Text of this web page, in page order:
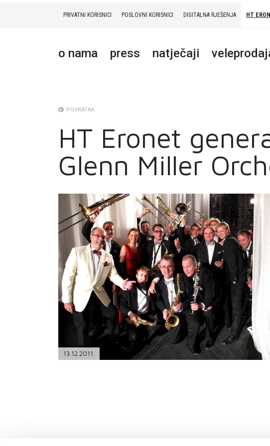
PRIVATNI KORISNICI POSLOVNI KORISNICI DIGITALNA RJEŠENJA HT
o nama press natječaji
TELEFONSKI IMENIK
POVRATAK
HT Eronet
Glenn Miller
13.12.2011.